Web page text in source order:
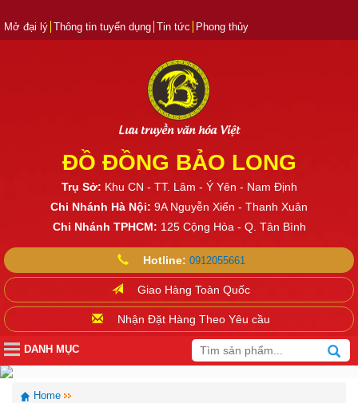
Mở đại lý Thông tin tuyển dụng Tin tức Phong thủy
Lưu truyền văn hóa Việt
ĐỒ ĐỒNG BẢO LONG
Trụ Sở: Khu CN - TT. Lâm - Ý Yên - Nam Định
Chi Nhánh Hà Nội: 9A Nguyễn Xiển - Thanh Xuân
Chi Nhánh TPHCM: 125 Cộng Hòa - Q. Tân Bình
Hotline: 0912055661
Giao Hàng Toàn Quốc
Nhận Đặt Hàng Theo Yêu cầu
DANH MỤC
Home